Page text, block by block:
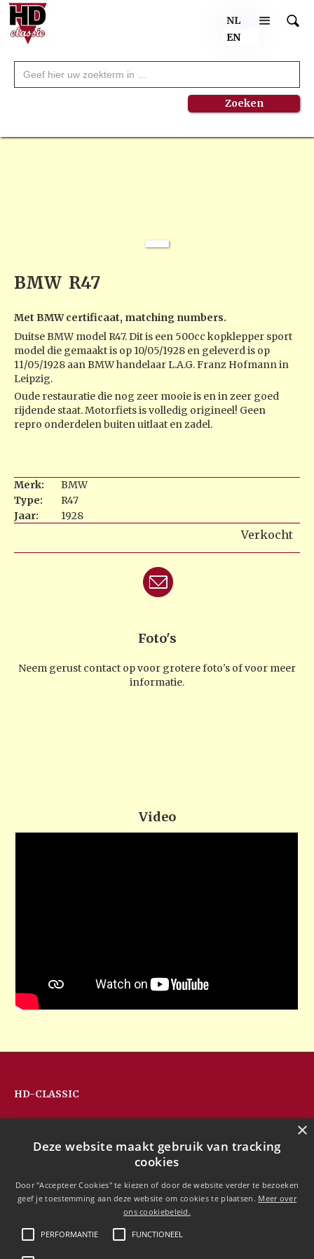
NL
EN
BMW R47
Met BMW certificaat, matching numbers.
Duitse BMW model R47. Dit is een 500cc kopklepper sport
model die gemaakt is op 10/05/1928 en geleverd is op
11/05/1928 aan BMW handelaar L.A.G. Franz Hofmann in
Leipzig.
Oude restauratie die nog zeer mooie is en in zeer goed
rijdende staat. Motorfiets is volledig origineel! Geen
repro onderdelen buiten uitlaat en zadel.
Merk:
BMW
Type:
R47
Jaar:
1928
Verkocht
Foto's
Neem gerust contact op voor grotere foto's of voor meer
informatie.
Video
HD-CLASSIC
Hans Devos
3128 Baal
M:+32(0)477 88 81 84
info@hd-classic.be
×
Deze website maakt gebruik van tracking
cookies
Door "Accepteer Cookies" te kiezen of door de website verder te bezoeken
geef je toestemming aan deze website om cookies te plaatsen. Meer over
ons cookiebeleid.
PERFORMANTIE FUNCTIONEEL